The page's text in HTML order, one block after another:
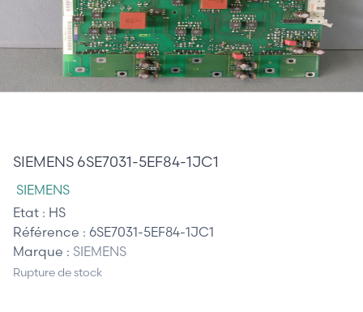
SIEMENS 6SE7031-5EF84-1JC1
SIEMENS
Etat : HS
Référence : 6SE7031-5EF84-1JC1
Marque : SIEMENS
Rupture de stock